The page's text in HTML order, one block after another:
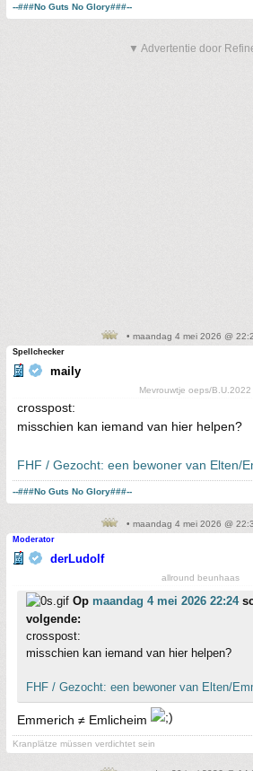
--###No Guts No Glory###--
▼ Advertentie door
• maandag 4 mei 2026 @
Spellchecker
maily
Mevrouwtje oeps/B.U.2022
crosspost:
misschien kan iemand van hier helpen?
FHF / Gezocht: een bewoner van Elten/
--###No Guts No Glory###--
• maandag 4 mei 2026 @
Moderator
derLudolf
allround beunhaas
Op maandag 4 mei 2026 22:24
volgende:
crosspost:
misschien kan iemand van hier helpen?
FHF / Gezocht: een bewoner van Elten/
Emmerich ≠ Emlicheim
Kranplätze müssen verdichtet sein